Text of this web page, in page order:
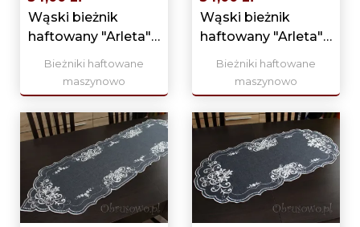
Wąski bieżnik
haftowany "Arleta"
25x160 szary
Bieżniki haftowane
maszynowo
Wąski bieżnik
haftowany "Arleta"
25x160 biały
Bieżniki haftowane
maszynowo